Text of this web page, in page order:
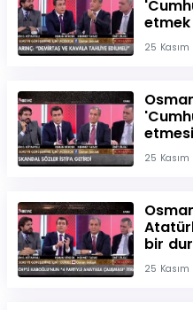
25
25
bir
25